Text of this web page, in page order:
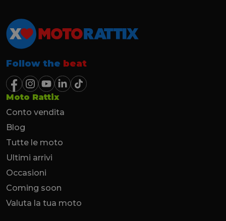
Follow the beat
Moto Rattix
Conto vendita
Blog
Tutte le moto
Ultimi arrivi
Occasioni
Coming soon
Valuta la tua moto